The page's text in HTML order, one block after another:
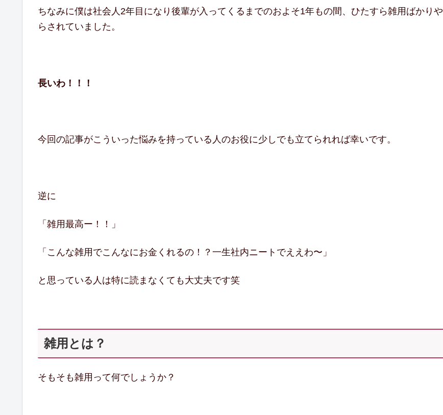
ちなみに僕は社会人2年目になり後輩が入ってくるまでのおよそ1年もの間、ひたすら雑用ばかりや
らされていました。
長いわ！！！
今回の記事がこういった悩みを持っている人のお役に少しでも立てられれば幸いです。
逆に
「雑用最高ー！！」
「こんな雑用でこんなにお金くれるの！？一生社内ニートでええわ〜」
と思っている人は特に読まなくても大丈夫です笑
雑用とは？
そもそも雑用って何でしょうか？